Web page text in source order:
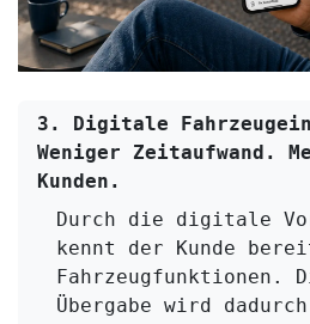
3. Digitale
Weniger Zeitaufwand.
Kunden.
Durch die digitale
kennt der Kunde
Fahrzeugfunktionen.
Übergabe wird